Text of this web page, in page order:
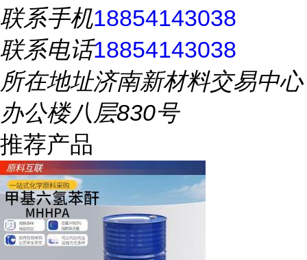
联系手机18854143038
联系电话18854143038
所在地址济南新材料交易中心
办公楼八层830号
推荐产品